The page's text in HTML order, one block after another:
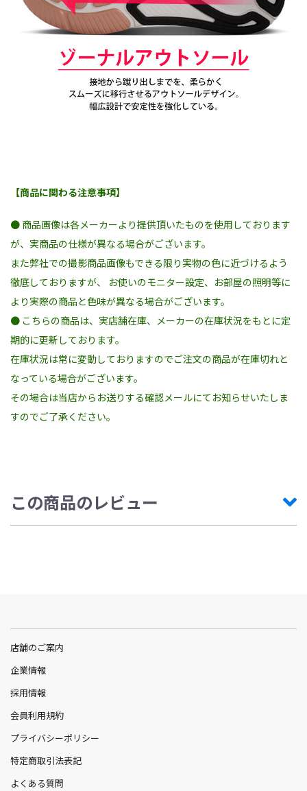
【商品に関わる注意事項】
● 商品画像は各メーカーより提供頂いたものを使用しております
が、実商品の仕様が異なる場合がございます。
また弊社での撮影商品画像もできる限り実物の色に近づけるよう
徹底しておりますが、 お使いのモニター設定、お部屋の照明等に
より実際の商品と色味が異なる場合がございます。
● こちらの商品は、実店舗在庫、メーカーの在庫状況をもとに定
期的に更新しております。
在庫状況は常に変動しておりますのでご注文の商品が在庫切れと
なっている場合がございます。
その場合は当店からお送りする確認メールにてお知らせいたしま
すのでご了承ください。
この商品のレビュー
店舗のご案内
企業情報
採用情報
会員利用規約
プライバシーポリシー
特定商取引法表記
よくある質問